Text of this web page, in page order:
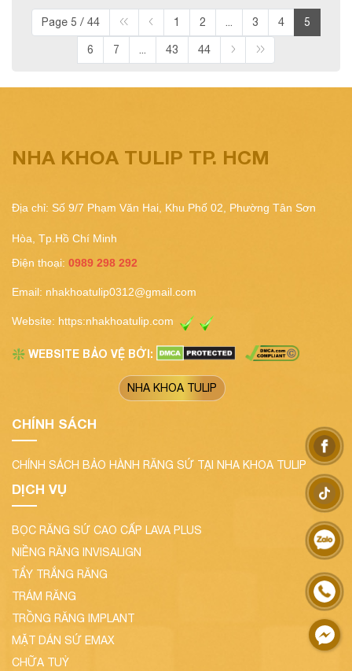
Page 5 / 44 1 2 3 4 5
6 7 43 44
NHA KHOA TULIP TP. HCM
Địa chỉ: Số 9/7 Phạm Văn Hai, Khu Phố 02, Phường Tân Sơn
Hòa, Tp.Hồ Chí Minh
Điện thoại: 0989 298 292
Email: nhakhoatulip0312@gmail.com
Website: https:nhakhoatulip.com
❇️ WEBSITE BẢO VỆ BỞI:
NHA KHOA TULIP
CHÍNH SÁCH
CHÍNH SÁCH BẢO HÀNH RĂNG SỨ TẠI NHA KHOA TULIP
DỊCH VỤ
BỌC RĂNG SỨ CAO CẤP LAVA PLUS
NIỀNG RĂNG INVISALIGN
TẨY TRẮNG RĂNG
TRÁM RĂNG
TRỒNG RĂNG IMPLANT
MẶT DÁN SỨ EMAX
CHỮA TUỶ